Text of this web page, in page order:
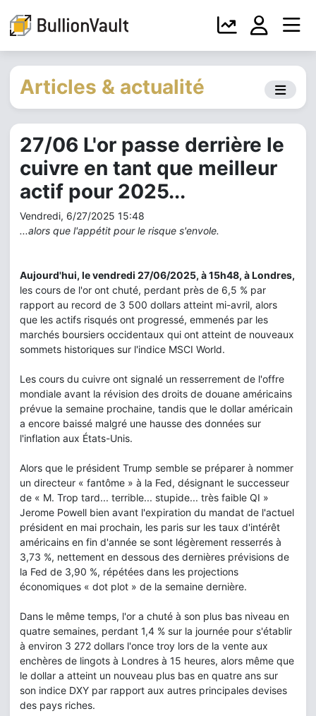
Articles & actualité
27/06 L'or passe derrière le
cuivre en tant que meilleur
actif pour 2025...
Vendredi, 6/27/2025 15:48
...alors que l'appétit pour le risque s'envole.
Aujourd'hui, le vendredi 27/06/2025, à 15h48, à Londres,
les cours de l'or ont chuté, perdant près de 6,5 % par
rapport au record de 3 500 dollars atteint mi-avril, alors
que les actifs risqués ont progressé, emmenés par les
marchés boursiers occidentaux qui ont atteint de nouveaux
sommets historiques sur l'indice MSCI World.
Les cours du cuivre ont signalé un resserrement de l'offre
mondiale avant la révision des droits de douane américains
prévue la semaine prochaine, tandis que le dollar américain
a encore baissé malgré une hausse des données sur
l'inflation aux États-Unis.
Alors que le président Trump semble se préparer à nommer
un directeur « fantôme » à la Fed, désignant le successeur
de « M. Trop tard... terrible... stupide... très faible QI »
Jerome Powell bien avant l'expiration du mandat de l'actuel
président en mai prochain, les paris sur les taux d'intérêt
américains en fin d'année se sont légèrement resserrés à
3,73 %, nettement en dessous des dernières prévisions de
la Fed de 3,90 %, répétées dans les projections
économiques « dot plot » de la semaine dernière.
Dans le même temps, l'or a chuté à son plus bas niveau en
quatre semaines, perdant 1,4 % sur la journée pour s'établir
à environ 3 272 dollars l'once troy lors de la vente aux
enchères de lingots à Londres à 15 heures, alors même que
le dollar a atteint un nouveau plus bas en quatre ans sur
son indice DXY par rapport aux autres principales devises
des pays riches.